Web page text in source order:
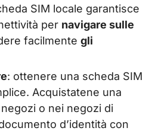
SIM locale garantisce
per navigare sulle
facilmente gli
: ottenere una scheda SIM
Acquistatene una
o nei negozi di
d’identità con